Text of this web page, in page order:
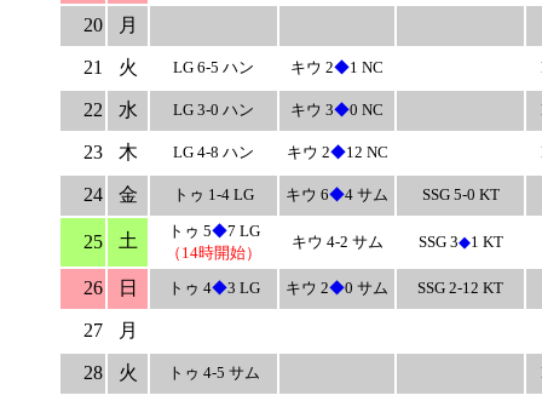
20 月
21 火 LG 6-5 ハン キウ 2◆1 NC
22 水 LG 3-0 ハン キウ 3◆0 NC
23 木 LG 4-8 ハン キウ 2◆12 NC
24 金 トゥ 1-4 LG キウ 6◆4 サム SSG 5-0 KT
25 土 トゥ 5◆7 LG
（14時開始）
キウ 4-2 サム SSG 3◆1 KT
26 日 トゥ 4◆3 LG キウ 2◆0 サム SSG 2-12 KT
27 月
28 火 トゥ 4-5 サム